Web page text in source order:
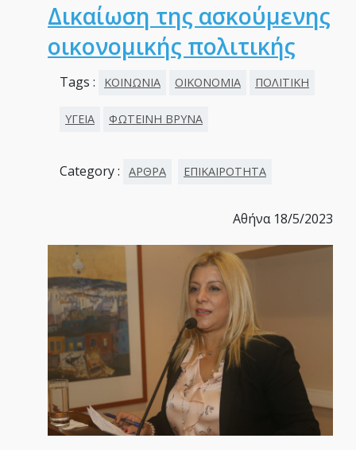
Δικαίωση της ασκούμενης
οικονομικής πολιτικής
Tags : ΚΟΙΝΩΝΙΑ ΟΙΚΟΝΟΜΙΑ ΠΟΛΙΤΙΚΗ
ΥΓΕΙΑ ΦΩΤΕΙΝΗ ΒΡΥΝΑ
Category : ΑΡΘΡΑ ΕΠΙΚΑΙΡΟΤΗΤΑ
Αθήνα 18/5/2023